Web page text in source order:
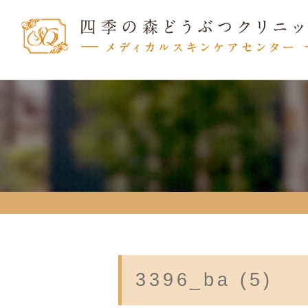
3396_ba (5)